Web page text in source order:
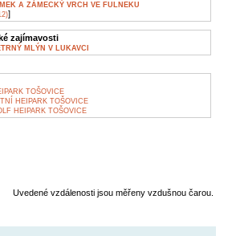
A ZÁMECKÝ VRCH VE FULNEKU
]
zajímavosti
MLÝN V LUKAVCI
TOŠOVICE
HEIPARK TOŠOVICE
HEIPARK TOŠOVICE
Uvedené vzdálenosti jsou měřeny vzdušnou čarou.